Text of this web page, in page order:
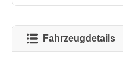
Fahrzeugdetails